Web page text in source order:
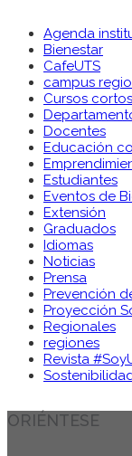
Agenda
Bienestar
CafeUTS
campus
Cursos cortos
Docentes
Educación
Estudiantes
Eventos de
Extensión
Graduados
Idiomas
Noticias
Prensa
Prevención
Proyección
Regionales
regiones
Revista
ORIÉNTESE